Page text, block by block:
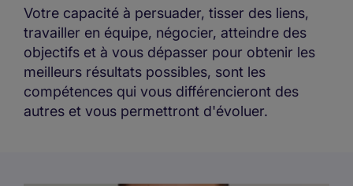
Votre capacité à persuader, tisser des liens,
travailler en équipe, négocier, atteindre des
objectifs et à vous dépasser pour obtenir les
meilleurs résultats possibles, sont les
compétences qui vous différencieront des
autres et vous permettront d'évoluer.